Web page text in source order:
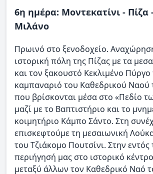
6η ημέρα: Μοντεκατίνι - Πίζα
Μιλάνο
Πρωινό στο ξενοδοχείο.
ιστορική πόλη της Πίζας με τα
και τον ξακουστό Κεκλιμένο Πύργο
καμπαναριό του Καθεδρικού Ναού
που βρίσκονται μέσα στο «Πεδίο
μαζί με το Βαπτιστήριο και το
κοιμητήριο Κάμπο Σάντο. Στη
επισκεφτούμε τη μεσαιωνική
του Τζιάκομο Πουτσίνι. Στην εντός
περιήγησή μας στο ιστορικό
μεταξύ άλλων τον Καθεδρικό Ναό